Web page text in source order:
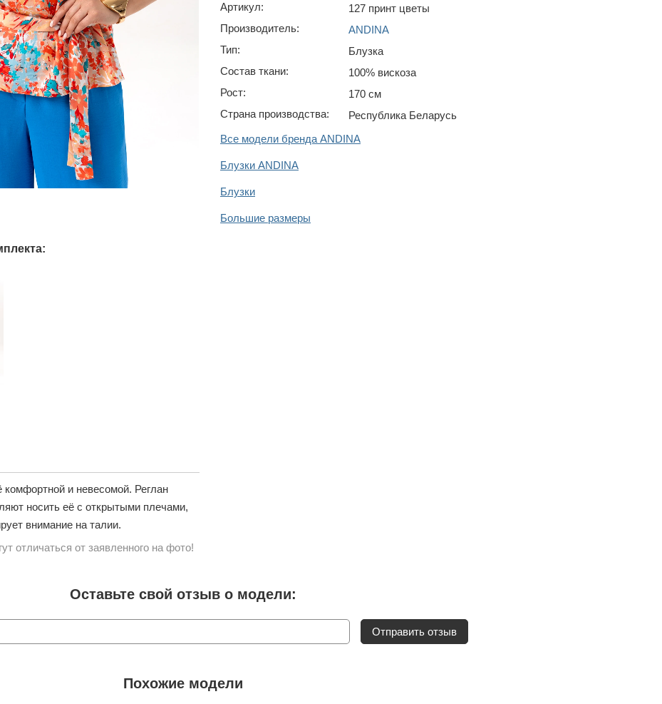
комфортной и невесомой. Реглан
носить её с открытыми плечами,
внимание на талии.
отличаться от заявленного на фото!
Артикул:
127 принт цветы
Производитель:
ANDINA
Тип:
Блузка
Состав ткани:
100% вискоза
Рост:
170 см
Страна производства:
Республика Беларусь
Все модели бренда ANDINA
Блузки ANDINA
Блузки
Большие размеры
Оставьте свой отзыв о модели:
Отправить отзыв
Похожие модели